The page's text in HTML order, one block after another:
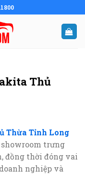
Thủ
Thừa Tỉnh Long
trưng
đồng thời đóng vai
nghiệp và